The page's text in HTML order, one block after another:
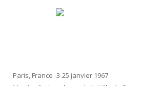
Paris, France -3-25 janvier 1967